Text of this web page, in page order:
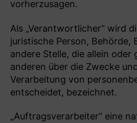
vorherzusagen.
Als „Verantwortlicher“ wird
juristische Person, Behörde,
andere Stelle, die allein oder
anderen über die Zwecke
Verarbeitung von
entscheidet, bezeichnet.
„Auftragsverarbeiter“ eine